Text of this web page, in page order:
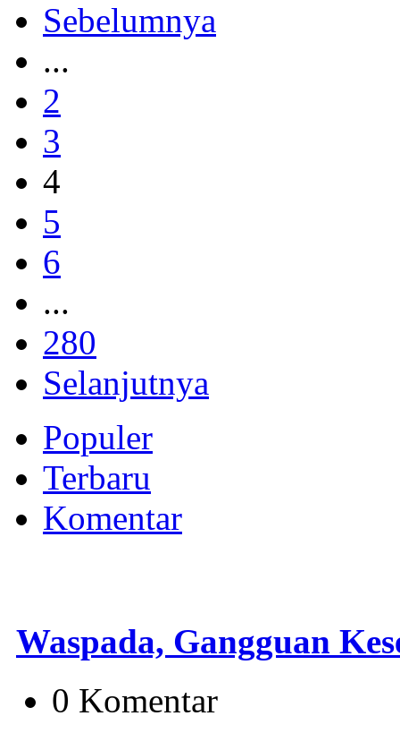
Sebelumnya
...
2
3
4
5
6
...
280
Selanjutnya
Populer
Terbaru
Komentar
Waspada, Gangguan
0 Komentar